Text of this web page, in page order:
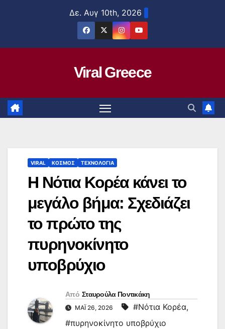
Δε. Αυγ 10th, 2026
Viral Greece
VIRAL ΚΟΣΜΟΣ ΤΕΧΝΟΛΟΓΙΑ
Η Νότια Κορέα κάνει το
μεγάλο βήμα: Σχεδιάζει
το πρώτο της
πυρηνοκίνητο
υποβρύχιο
Από Σταυρούλα Ποντικάκη
ΜΆΙ 26, 2026 #Νότια Κορέα,
#πυρηνοκίνητο υποβρύχιο